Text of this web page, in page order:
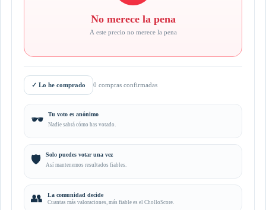
No merece la pena
A este precio no merece la pena
✓ Lo he comprado 0 compras confirmadas
🕶️ Tu voto es anónimo
Nadie sabrá cómo has votado.
🛡️ Solo puedes votar una vez
Así mantenemos resultados fiables.
👥 La comunidad decide
Cuantas más valoraciones, más fiable es el CholloScore.